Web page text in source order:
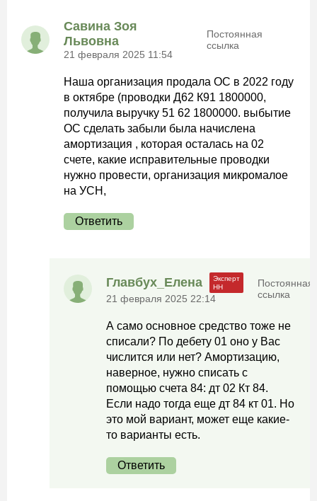
Савина Зоя
Львовна
21 февраля 2025 11:54
Постоянная
ссылка
Наша организация продала ОС в 2022 году
в октябре (проводки Д62 К91 1800000,
получила выручку 51 62 1800000. выбытие
ОС сделать забыли была начислена
амортизация , которая осталась на 02
счете, какие исправительные проводки
нужно провести, организация микромалое
на УСН,
Ответить
Главбух_Елена
21 февраля 2025 22:14
Постоянная
ссылка
А само основное средство тоже не
списали? По дебету 01 оно у Вас
числится или нет? Амортизацию,
наверное, нужно списать с
помощью счета 84: дт 02 Кт 84.
Если надо тогда еще дт 84 кт 01. Но
это мой вариант, может еще какие-
то варианты есть.
Ответить